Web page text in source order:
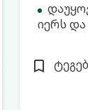
იერს და